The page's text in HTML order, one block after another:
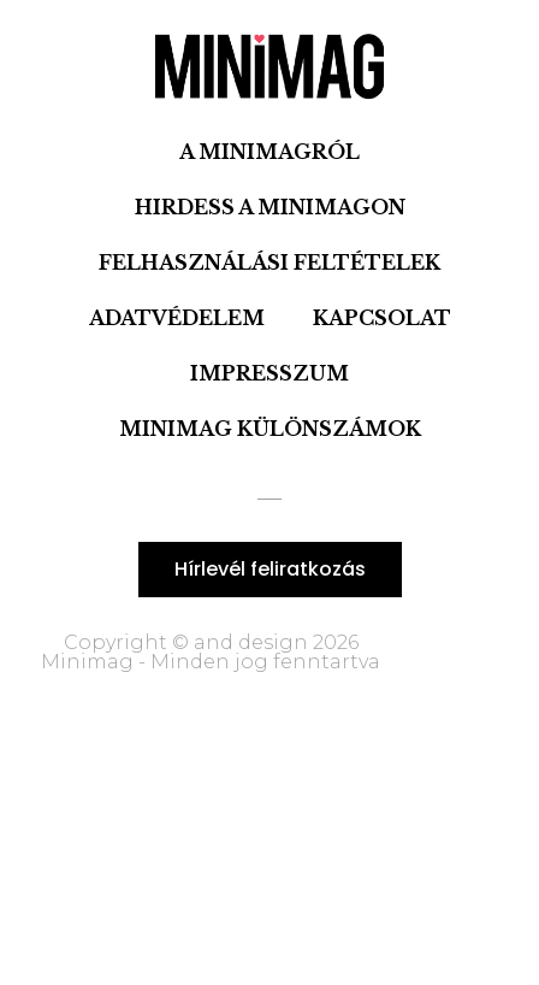
A MINIMAGRÓL
HIRDESS A MINIMAGON
FELHASZNÁLÁSI FELTÉTELEK
ADATVÉDELEM KAPCSOLAT
IMPRESSZUM
MINIMAG KÜLÖNSZÁMOK
Hírlevél feliratkozás
Copyright © and design 2026
Minimag - Minden jog fenntartva